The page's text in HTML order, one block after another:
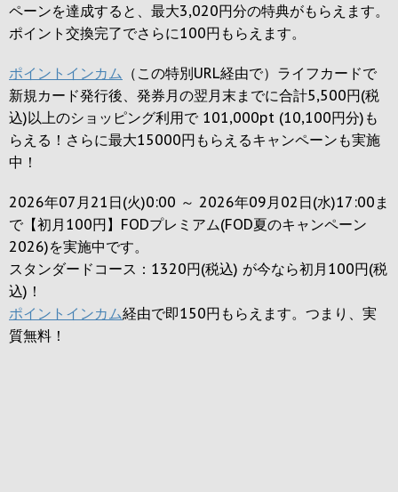
ペーンを達成すると、最大3,020円分の特典がもらえます。
ポイント交換完了でさらに100円 もらえます。
ポイントインカム （この特別URL経由で）ライフカードで
新規カード発行後、発券月の翌月末までに合計5,500円(税
込)以上のショッピング利用で 101,000pt (10,100円分)も
らえる！さらに最大15000円もらえるキャンペーンも実施
中！
2026年07月21日(火)0:00 ～ 2026年09月02日(水)17:00ま
で【初月100円】FODプレミアム(FOD夏のキャンペーン
2026)を実施中です。
スタンダードコース：1320円(税込) が今なら初月100円(税
込)！
ポイントインカム経由で即150円もらえます。つまり、実
質無料！